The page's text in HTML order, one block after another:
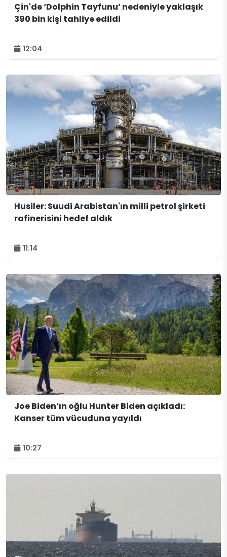
Çin'de ‘Dolphin Tayfunu’ nedeniyle yaklaşık
390 bin kişi tahliye edildi
12:04
Husiler: Suudi Arabistan'ın milli petrol şirketi
rafinerisini hedef aldık
11:14
Joe Biden’ın oğlu Hunter Biden açıkladı:
Kanser tüm vücuduna yayıldı
10:27